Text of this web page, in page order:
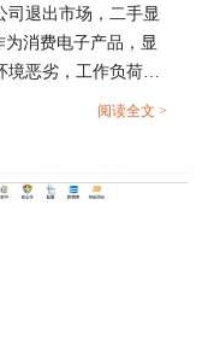
出没有使用皮肤
嗯，长得反正不
下一节教程中，
司退出市场，二手显
消费电子产品，显
境恶劣，工作负荷
二手显卡使用。对于
...
阅读全文 >